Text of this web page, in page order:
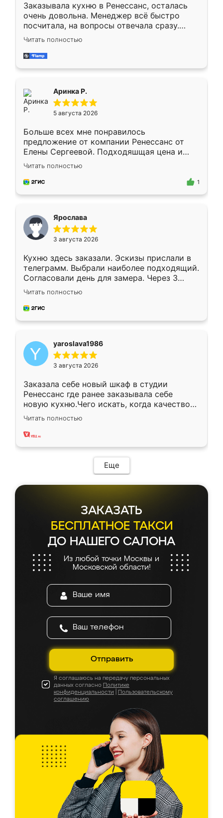
Заказывала кухню в Ренессанс, осталась
очень довольна. Менеджер всё быстро
посчитала, на вопросы отвечала сразу.
Замерщик приехал в субботу, подошёл к
делу со всей ответственностью. Собрали
за день, ребята работали аккуратно, даже
Читать полностью
Аринка Р.
5 августа 2026
Больше всех мне понравилось
предложение от компании Ренессанс от
Елены Сергеевой. Подходяшщая цена и
короткие сроки изготовления. Приехавший
для замера сотрудник Владислав
предложил по моему эскизу самый
Читать полностью
1
Ярослава
3 августа 2026
Кухню здесь заказали. Эскизы прислали в
телеграмм. Выбрали наиболее подходящий.
Согласовали день для замера. Через 3
недели кухня была уже готова. Остались
довольны работой. Спасибо Ренессанс
мебель за качественную работу!
Читать полностью
yaroslava1986
3 августа 2026
Заказала себе новый шкаф в студии
Ренессанс где ранее заказывала себе
новую кухню.Чего искать, когда качеством
вполне довольна. Служит кухня уже почти
два года, нареканий нет.
Читать полностью
Еще
ЗАКАЗАТЬ
БЕСПЛАТНОЕ ТАКСИ
ДО НАШЕГО САЛОНА
Из любой точки Москвы и
Московской области!
Отправить
Я соглашаюсь на передачу персональных
данных согласно Политике
конфиденциальности
Пользовательскому
соглашению